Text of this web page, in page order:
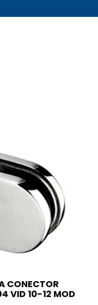
CONECTOR
VID 10-12 MOD